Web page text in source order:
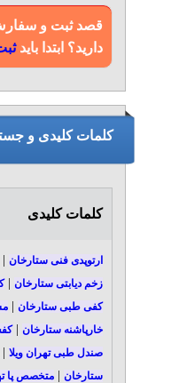
قصد ثبت و سفارش
دارید؟ ابتدا باید
کلمات کلیدی و
کلمات کلیدی
ارتوپدی فنی ستارخان
زخم دیابتی ستارخان |
کفی طبی ستارخان |
خارپاشنه ستارخان |
صندل طبی تهران ویلا
ستارخان |متخصص پا